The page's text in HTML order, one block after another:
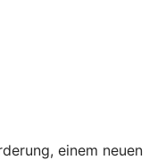
einem neuen